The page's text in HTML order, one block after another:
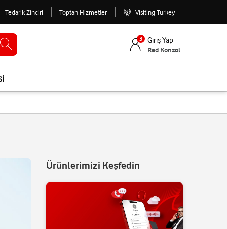
Tedarik Zinciri Toptan Hizmetler Visiting Turkey
3 Giriş Yap
Red Konsol
Ürünlerimizi Keşfedin